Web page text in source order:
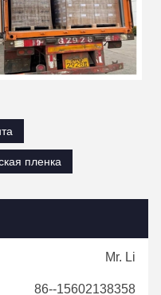
пленка
Mr. Li
86--15602138358